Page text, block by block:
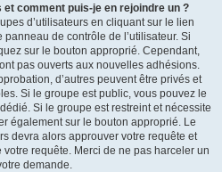
comment puis-je en rejoindre un ?
d’utilisateurs en cliquant sur le lien
de contrôle de l’utilisateur. Si
sur le bouton approprié. Cependant,
pas ouverts aux nouvelles adhésions.
d’autres peuvent être privés et
Si le groupe est public, vous pouvez le
Si le groupe est restreint et nécessite
également sur le bouton approprié. Le
devra alors approuver votre requête et
requête. Merci de ne pas harceler un
demande.